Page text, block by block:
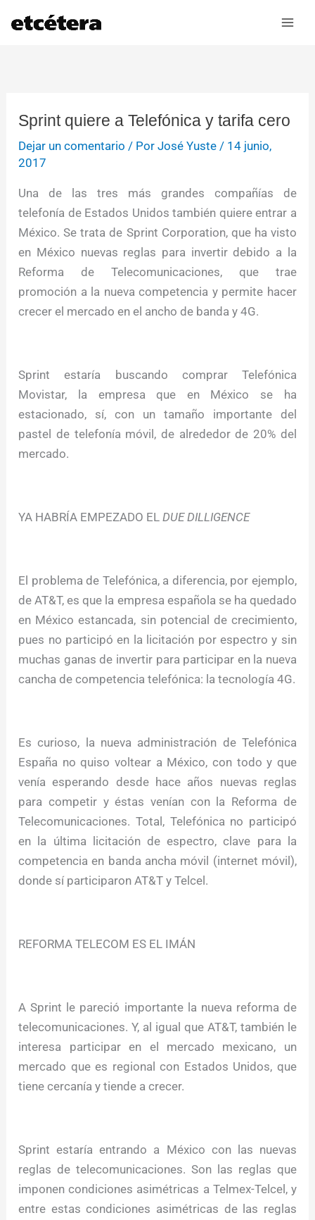
Sprint quiere a Telefónica y tarifa cero
Dejar un comentario / PorJosé Yuste / 14 junio,
2017
Una de las tres más grandes compañías de
telefonía de Estados Unidos también quiere entrar a
México. Se trata de Sprint Corporation, que ha visto
en México nuevas reglas para invertir debido a la
Reforma de Telecomunicaciones, que trae
promoción a la nueva competencia y permite hacer
crecer el mercado en el ancho de banda y 4G.
Sprint estaría buscando comprar Telefónica
Movistar, la empresa que en México se ha
estacionado, sí, con un tamaño importante del
pastel de telefonía móvil, de alrededor de 20% del
mercado.
YA HABRÍA EMPEZADO ELDUE DILLIGENCE
El problema de Telefónica, a diferencia, por ejemplo,
de AT&T, es que la empresa española se ha quedado
en México estancada, sin potencial de crecimiento,
pues no participó en la licitación por espectro y sin
muchas ganas de invertir para participar en la nueva
cancha de competencia telefónica: la tecnología 4G.
Es curioso, la nueva administración de Telefónica
España no quiso voltear a México, con todo y que
venía esperando desde hace años nuevas reglas
para competir y éstas venían con la Reforma de
Telecomunicaciones. Total, Telefónica no participó
en la última licitación de espectro, clave para la
competencia en banda ancha móvil (internet móvil),
donde sí participaron AT&T y Telcel.
REFORMA TELECOM ES EL IMÁN
A Sprint le pareció importante la nueva reforma de
telecomunicaciones. Y, al igual que AT&T, también le
interesa participar en el mercado mexicano, un
mercado que es regional con Estados Unidos, que
tiene cercanía y tiende a crecer.
Sprint estaría entrando a México con las nuevas
reglas de telecomunicaciones. Son las reglas que
imponen condiciones asimétricas a Telmex-Telcel, y
entre estas condiciones asimétricas de las reglas